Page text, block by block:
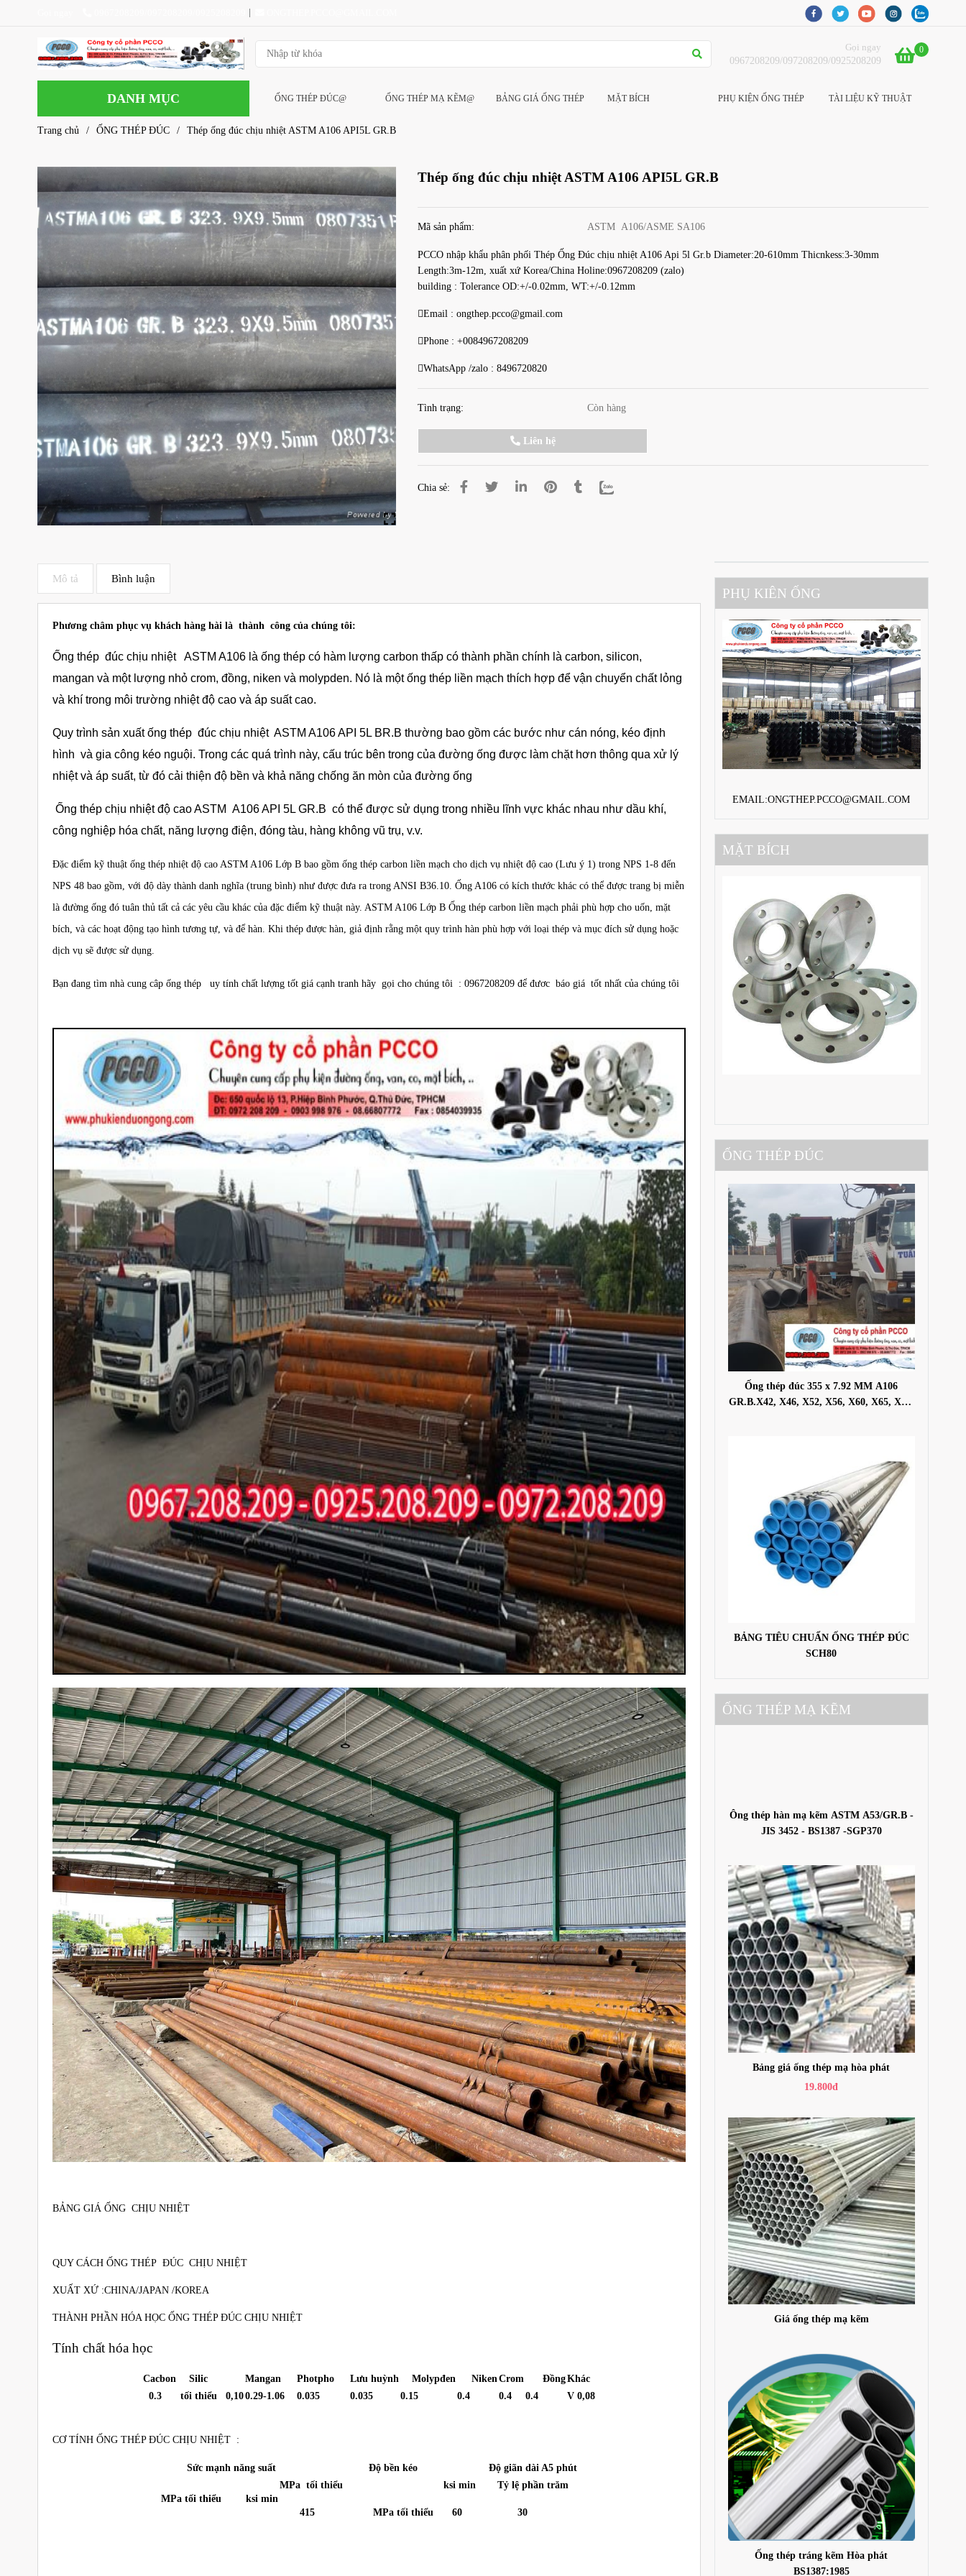
Gọi ngay
0967208209/097208209/0925208209
0
DANH MỤC ỐNG THÉP ĐÚC@ ỐNG THÉP MẠ KẼM@ BẢNG GIÁ ỐNG THÉP MẶT BÍCH PHỤ KIỆN ỐNG THÉP TÀI LIỆU KỸ THUẬT
Trang chủ / ỐNG THÉP ĐÚC / Thép ống đúc chịu nhiệt ASTM A106 API5L GR.B
Thép ống đúc chịu nhiệt ASTM A106 API5L GR.B
Mã sản phẩm: ASTM A106/ASME SA106
PCCO nhập khẩu phân phối Thép Ống Đúc chịu nhiệt A106 Api 5l Gr.b Diameter:20-610mm Thicnkess:3-30mm
Length:3m-12m, xuất xứ Korea/China Holine:0967208209 (zalo)
building : Tolerance OD:+/-0.02mm, WT:+/-0.12mm
Email :ongthep.pcco@gmail.com
Phone : +0084967208209
WhatsApp /zalo :8496720820
Tình trạng: Còn hàng
Liên hệ
Chia sẻ:
Mô tả Bình luận
Phương châm phục vụ khách hàng hài là thành công của chúng tôi:
Ống thép đúc chịu nhiệt ASTM A106 là ống thép có hàm lượng carbon thấp có thành phần chính là carbon, silicon,
mangan và một lượng nhỏ crom, đồng, niken và molypden. Nó là một ống thép liền mạch thích hợp để vận chuyển chất lỏng
và khí trong môi trường nhiệt độ cao và áp suất cao.
Quy trình sản xuất ống thép đúc chịu nhiệt ASTM A106 API 5L BR.B thường bao gồm các bước như cán nóng, kéo định
hình và gia công kéo nguội. Trong các quá trình này, cấu trúc bên trong của đường ống được làm chặt hơn thông qua xử lý
nhiệt và áp suất, từ đó cải thiện độ bền và khả năng chống ăn mòn của đường ống
Ống thép chịu nhiệt độ cao ASTM A106 API 5L GR.B có thể được sử dụng trong nhiều lĩnh vực khác nhau như dầu khí,
công nghiệp hóa chất, năng lượng điện, đóng tàu, hàng không vũ trụ, v.v.
Đặc điểm kỹ thuật ống thép nhiệt độ cao ASTM A106 Lớp B bao gồm ống thép carbon liền mạch cho dịch vụ nhiệt độ cao (Lưu ý 1) trong NPS 1-8 đến
NPS 48 bao gồm, với độ dày thành danh nghĩa (trung bình) như được đưa ra trong ANSI B36.10. Ống A106 có kích thước khác có thể được trang bị miễn
là đường ống đó tuân thủ tất cả các yêu cầu khác của đặc điểm kỹ thuật này. ASTM A106 Lớp B Ống thép carbon liền mạch phải phù hợp cho uốn, mặt
bích, và các hoạt động tạo hình tương tự, và để hàn. Khi thép được hàn, giả định rằng một quy trình hàn phù hợp với loại thép và mục đích sử dụng hoặc
dịch vụ sẽ được sử dụng.
Bạn đang tìm nhà cung câp ống thép uy tính chất lượng tốt giá cạnh tranh hãy gọi cho chúng tôi : 0967208209 để đươc báo giá tốt nhất của chúng tôi
BẢNG GIÁ ỐNG CHỊU NHIỆT
QUY CÁCH ỐNG THÉP ĐÚC CHỊU NHIỆT
XUẤT XỨ :CHINA/JAPAN /KOREA
THÀNH PHẦN HÓA HỌC ỐNG THÉP ĐÚC CHỊU NHIỆT
Tính chất hóa học
Cacbon Silic Mangan Photpho Lưu huỳnh Molypđen NikenCrom ĐồngKhác
0.3
tối thiểu 0,100.29-1.06 0.035 0.035 0.15 0.4 0.4 0.4 V 0,08
CƠ TÍNH ỐNG THÉP ĐÚC CHỊU NHIỆT :
Sức mạnh năng suất Độ bền kéo Độ giãn dài A5 phút
MPa tối thiểu ksi min
MPa tối thiểu
415 MPa tối thiểu
ksi min
60
Tỷ lệ phần trăm
30
PHỤ KIÊN ỐNG
EMAIL:ONGTHEP.PCCO@GMAIL.COM
MẶT BÍCH
ỐNG THÉP ĐÚC
Ống thép đúc 355 x 7.92 MM A106
GR.B.X42, X46, X52, X56, X60, X65, X70,
BẢNG TIÊU CHUẨN ỐNG THÉP ĐÚC
SCH80
ỐNG THÉP MẠ KẼM
Ông thép hàn mạ kẽm ASTM A53/GR.B -
JIS 3452 - BS1387 -SGP370
Bảng giá ống thép mạ hòa phát
19.800đ
Giá ống thép mạ kẽm
Ống thép tráng kẽm Hòa phát
BS1387:1985